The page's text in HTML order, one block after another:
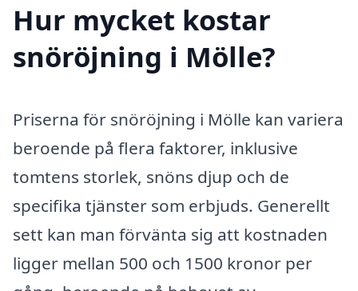
Hur mycket kostar
snöröjning i Mölle?
Priserna för snöröjning i Mölle kan variera
beroende på flera faktorer, inklusive
tomtens storlek, snöns djup och de
specifika tjänster som erbjuds. Generellt
sett kan man förvänta sig att kostnaden
ligger mellan 500 och 1500 kronor per